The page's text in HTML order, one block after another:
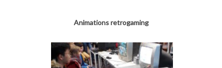
Animations retrogaming